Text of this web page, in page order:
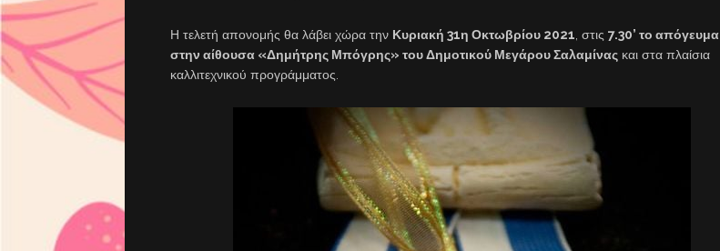
Η τελετή απονομής θα λάβει χώρα την Κυριακή 31η Οκτωβρίου 2021 , στις 7.30’ το απόγευμα
στην αίθουσα «Δημήτρης Μπόγρης» του Δημοτικού Μεγάρου Σαλαμίνας και στα πλαίσια
καλλιτεχνικού προγράμματος.